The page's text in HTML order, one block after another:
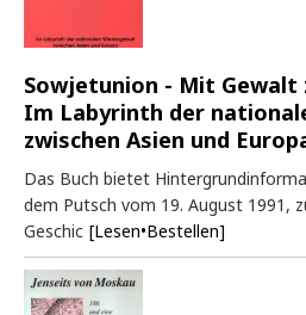
Sowjetunion - Mit Gewalt
Im Labyrinth der
zwischen Asien und
Das Buch bietet
dem Putsch vom 19. August 1991,
Geschic [Lesen•Bestellen]